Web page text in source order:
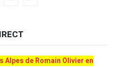
Alpes de Romain Olivier en